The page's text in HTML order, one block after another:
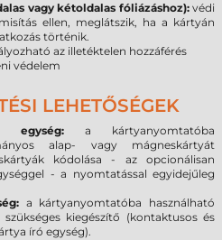
vagy kétoldalas fóliázáshoz):védi
ellen, meglátszik, ha a kártyán
történik.
az illetéktelen hozzáférés
védelem
LEHETŐSÉGEK
egység: a kártyanyomtatóba
alap- vagy mágneskártyát
kódolása - az opcionálisan
- a nyomtatással egyidejűleg
a kártyanyomtatóba használható
kiegészítő (kontaktusos és
író egység).